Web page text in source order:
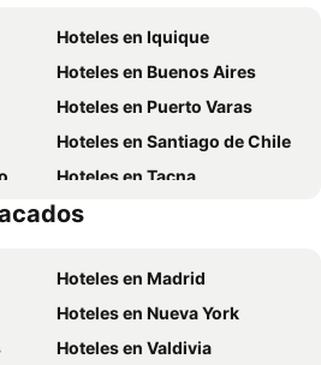
Hoteles en Iquique
Hoteles en Buenos Aires
Hoteles en Puerto Varas
Hoteles en Santiago de Chile
Hoteles en Tacna
Hoteles en Curazao
Hoteles en Madrid
Hoteles en Nueva York
Hoteles en Valdivia